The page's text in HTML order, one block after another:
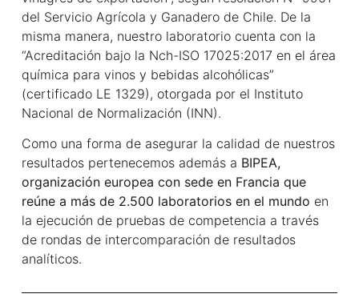
del Servicio Agrícola y Ganadero de Chile. De la
misma manera, nuestro laboratorio cuenta con la
“Acreditación bajo la Nch-ISO 17025:2017 en el área
química para vinos y bebidas alcohólicas”
(certificado LE 1329), otorgada por el Instituto
Nacional de Normalización (INN).
Como una forma de asegurar la calidad de nuestros
resultados pertenecemos además a BIPEA,
organización europea con sede en Francia que
reúne a más de 2.500 laboratorios en el mundo en
la ejecución de pruebas de competencia a través
de rondas de intercomparación de resultados
analíticos.